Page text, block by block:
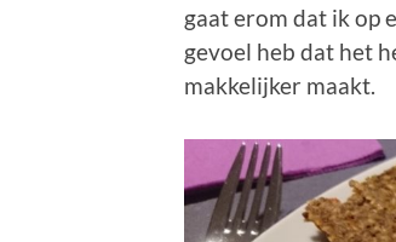
gaat erom dat ik op
gevoel heb dat het
makkelijker maakt.